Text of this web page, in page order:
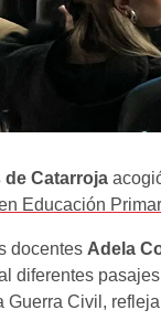
de Catarroja
Educación
docentes Adela
diferentes pasajes
Civil,